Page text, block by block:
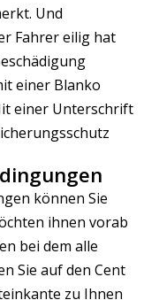
Und
Fahrer eilig hat
einer Blanko
einer Unterschrift
können Sie
ihnen vorab
bei dem alle
Sie auf den Cent
zu Ihnen